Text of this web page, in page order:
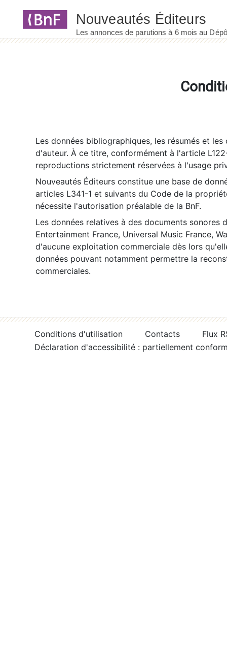
Les données bibliographiques, les résumés et
d'auteur. À ce titre, conformément à l'article
reproductions strictement réservées à l'usage
Nouveautés Éditeurs constitue une base de
articles L341-1 et suivants du Code de la
nécessite l'autorisation préalable de la BnF.
Les données relatives à des documents sonores
Entertainment France, Universal Music France,
d'aucune exploitation commerciale dès lors
données pouvant notamment permettre la
commerciales.
Conditions d'utilisation Contacts
Flux
Déclaration d'accessibilité : partiellement